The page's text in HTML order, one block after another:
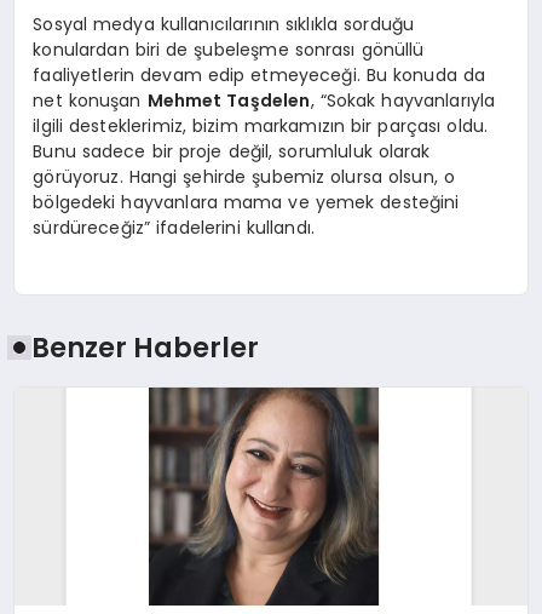
Sosyal medya kullanıcılarının sıklıkla sorduğu
konulardan biri de şubeleşme sonrası gönüllü
faaliyetlerin devam edip etmeyeceği. Bu konuda da
net konuşan Mehmet Taşdelen, “Sokak hayvanlarıyla
ilgili desteklerimiz, bizim markamızın bir parçası oldu.
Bunu sadece bir proje değil, sorumluluk olarak
görüyoruz. Hangi şehirde şubemiz olursa olsun, o
bölgedeki hayvanlara mama ve yemek desteğini
sürdüreceğiz” ifadelerini kullandı.
Benzer Haberler